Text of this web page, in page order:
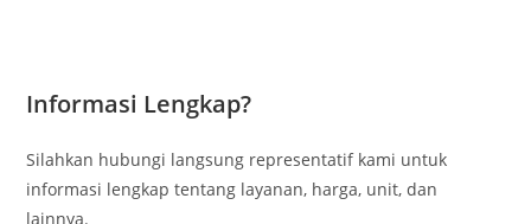
Informasi Lengkap?
Silahkan hubungi langsung representatif kami untuk
informasi lengkap tentang layanan, harga, unit, dan
lainnya.